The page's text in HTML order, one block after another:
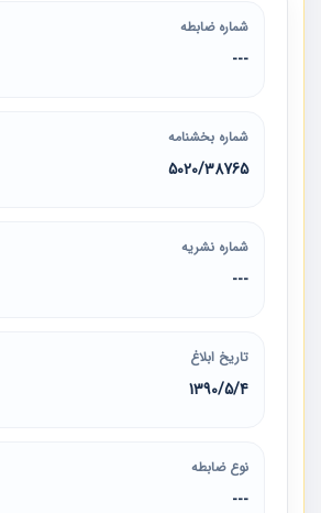
شماره ضابطه
---
شماره بخشنامه
5020/38765
شماره نشریه
---
تاریخ ابلاغ
1390/5/4
نوع ضابطه
---